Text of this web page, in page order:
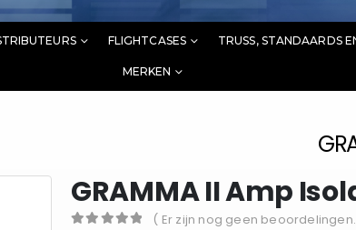
FLIGHTCASES TRUSS, STANDAARDS
MERKEN
GRAMMA II Amp
( Er zijn nog geen